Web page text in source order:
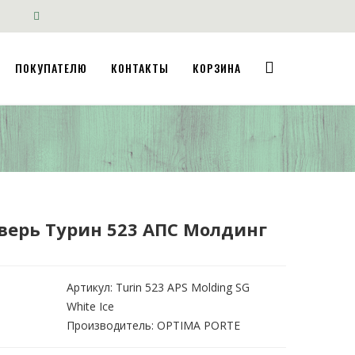
ПОКУПАТЕЛЮ КОНТАКТЫ КОРЗИНА
Турин 523 АПС Молдинг
Артикул: Turin 523 APS Molding SG
White Ice
Производитель: OPTIMA PORTE